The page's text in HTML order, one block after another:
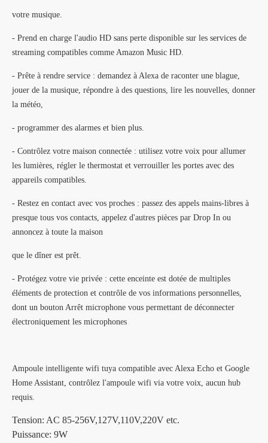
votre musique.
- Prend en charge l'audio HD sans perte disponible sur les services de
streaming compatibles comme Amazon Music HD.
- Prête à rendre service : demandez à Alexa de raconter une blague,
jouer de la musique, répondre à des questions, lire les nouvelles, donner
la météo,
- programmer des alarmes et bien plus.
- Contrôlez votre maison connectée : utilisez votre voix pour allumer
les lumières, régler le thermostat et verrouiller les portes avec des
appareils compatibles.
- Restez en contact avec vos proches : passez des appels mains-libres à
presque tous vos contacts, appelez d'autres pièces par Drop In ou
annoncez à toute la maison
que le dîner est prêt.
- Protégez votre vie privée : cette enceinte est dotée de multiples
éléments de protection et contrôle de vos informations personnelles,
dont un bouton Arrêt microphone vous permettant de déconnecter
électroniquement les microphones
Ampoule intelligente wifi tuya compatible avec Alexa Echo et Google
Home Assistant, contrôlez l'ampoule wifi via votre voix, aucun hub
requis.
Tension: AC 85-256V,127V,110V,220V etc.
Puissance: 9W